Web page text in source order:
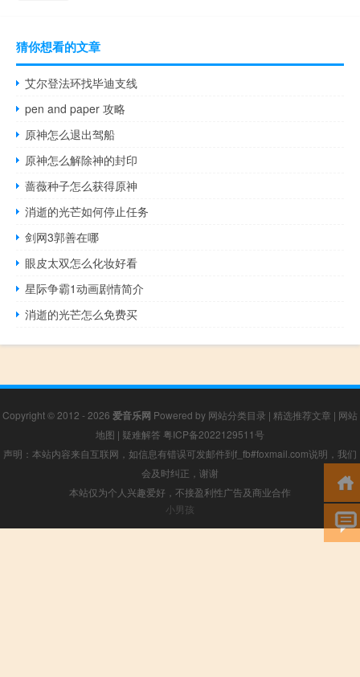
猜你想看的文章
艾尔登法环找毕迪支线
pen and paper 攻略
原神怎么退出驾船
原神怎么解除神的封印
蔷薇种子怎么获得原神
消逝的光芒如何停止任务
剑网3郭善在哪
眼皮太双怎么化妆好看
星际争霸1动画剧情简介
消逝的光芒怎么免费买
Copyright © 2012 - 2026 爱音乐网 Powered by 网站分类目录 | 精选推荐文章 | 网站
地图 | 疑难解答 粤ICP备2022129511号
声明：本站内容来自互联网，如信息有错误可发邮件到f_fb#foxmail.com说明，我们
会及时纠正，谢谢
本站仅为个人兴趣爱好，不接盈利性广告及商业合作
小男孩